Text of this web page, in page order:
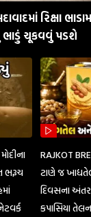
રિક્ષા
ભાડું ચૂકવવું પડશે
ભરૂચ
RAJKOT
ટાણે જ
દિવસના
કપાસિયા